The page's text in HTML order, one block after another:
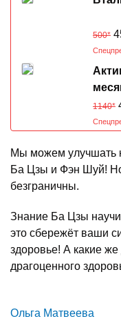
500*
1140*
Мы можем улучшать
Ба Цзы и Фэн Шуй!
безграничны.
Знание Ба Цзы
это сбережёт ваши
здоровье! А какие
драгоценного
Ольга Матвеева